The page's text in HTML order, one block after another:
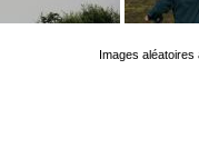
Images aléatoires